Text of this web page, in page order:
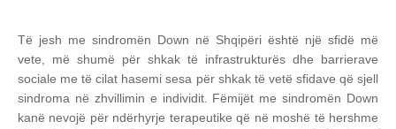
Të jesh me sindromën Down në Shqipëri është një sfidë më
vete, më shumë për shkak të infrastrukturës dhe barrierave
sociale me të cilat hasemi sesa për shkak të vetë sfidave që sjell
sindroma në zhvillimin e individit.
Fëmijët me sindromën Down
kanë nevojë për ndërhyrje terapeutike që në moshë të hershme